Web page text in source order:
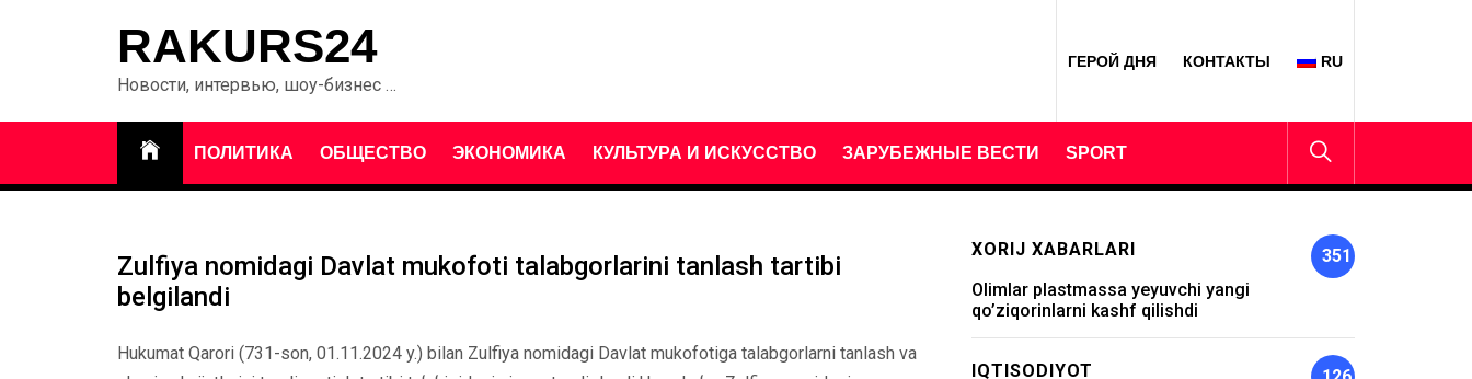
RAKURS24
Новости, интервью, шоу-бизнес …
ГЕРОЙ ДНЯ КОНТАКТЫ RU
ПОЛИТИКА ОБЩЕСТВО ЭКОНОМИКА КУЛЬТУРА И ИСКУССТВО ЗАРУБЕЖНЫЕ ВЕСТИ SPORT
Zulfiya nomidagi Davlat mukofoti talabgorlarini tanlash tartibi
belgilandi
Hukumat Qarori (731-son, 01.11.2024 y.) bilan Zulfiya nomidagi Davlat mukofotiga talabgorlarni tanlash va
XORIJ XABARLARI
351
Olimlar plastmassa yeyuvchi yangi
qo’ziqorinlarni kashf qilishdi
IQTISODIYOT